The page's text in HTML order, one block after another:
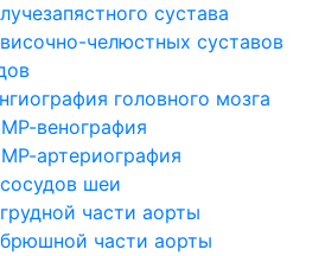
сустава
челюстных суставов
головного мозга
МР-венография
МР-артериография
шеи
части аорты
части аорты